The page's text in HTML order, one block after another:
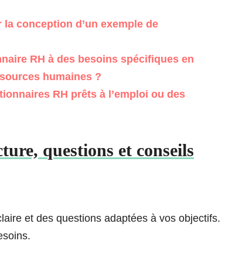
conception d’un exemple de
RH à des besoins spécifiques en
humaines ?
RH prêts à l’emploi ou des
questions et conseils
et des questions adaptées à vos objectifs.